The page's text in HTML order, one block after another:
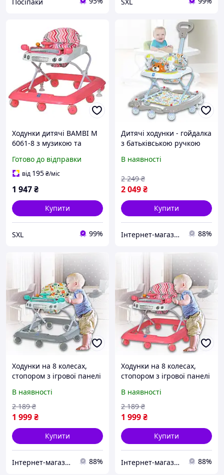
Ходунки дитячі BAMBI M
6061-8 з музикою та
регульовані по висоті 8
коліс для дому малюків
Готово до відправки
від 195₴/міс
1 947₴
Купити
SXL 99%
Дитячі ходунки - гойдалка
з батьківською ручкою
Bambi M 3656A-S-11
В наявності
2 049₴
2 249 ₴
Купити
Інтернет-магазин "Vel24" 88%
Ходунки на 8 колесах,
стопором з ігрової панелі
11-4 Сіро-блакитний
В наявності
1 999₴
2 189 ₴
Купити
Інтернет-магазин "Vel24" 88%
Ходунки на 8 колесах,
стопором з ігрової панелі
8 Рожевий
В наявності
1 999₴
2 189 ₴
Купити
Інтернет-магазин "Vel24" 88%